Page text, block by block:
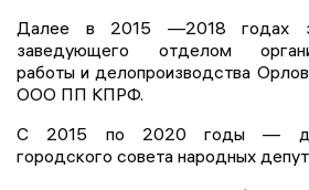
Далее в 2015 —2018 годах
заведующего отделом
работы и делопроизводства
ООО ПП КПРФ.
С 2015 по 2020 годы —
городского совета народных